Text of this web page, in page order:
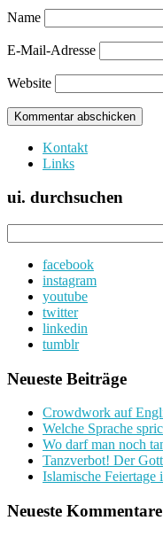
Name
E-Mail-Adresse
Website
Kontakt
Links
ui. durchsuchen
nach:
facebook
instagram
youtube
twitter
linkedin
tumblr
Neueste Beiträge
Crowdwork auf
Welche Sprache
Wo darf man noch
Tanzverbot! Der
Islamische Feiertage
Neueste Kommentare